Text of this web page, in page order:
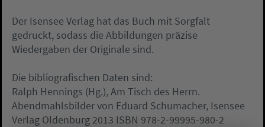
Der Isensee Verlag hat das Buch mit Sorgfalt
gedruckt, sodass die Abbildungen präzise
Wiedergaben der Originale sind.
Die bibliografischen Daten sind:
Ralph Hennings (Hg.), Am Tisch des Herrn.
Abendmahlsbilder von Eduard Schumacher, Isensee
Verlag Oldenburg 2013 ISBN 978-2-99995-980-2